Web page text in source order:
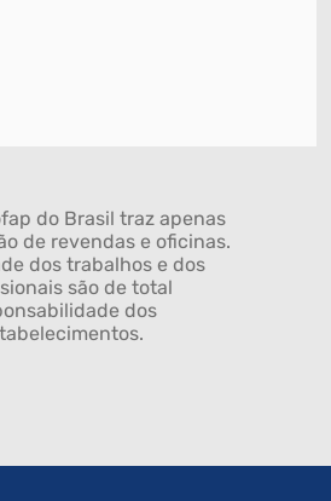
do Brasil traz apenas
de revendas e oficinas.
dos trabalhos e dos
são de total
dos